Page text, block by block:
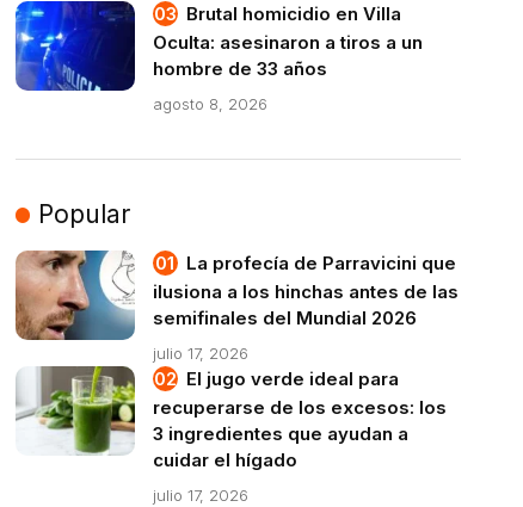
Brutal homicidio en Villa
Oculta: asesinaron a tiros a un
hombre de 33 años
agosto 8, 2026
Popular
La profecía de Parravicini que
ilusiona a los hinchas antes de las
semifinales del Mundial 2026
julio 17, 2026
El jugo verde ideal para
recuperarse de los excesos: los
3 ingredientes que ayudan a
cuidar el hígado
julio 17, 2026